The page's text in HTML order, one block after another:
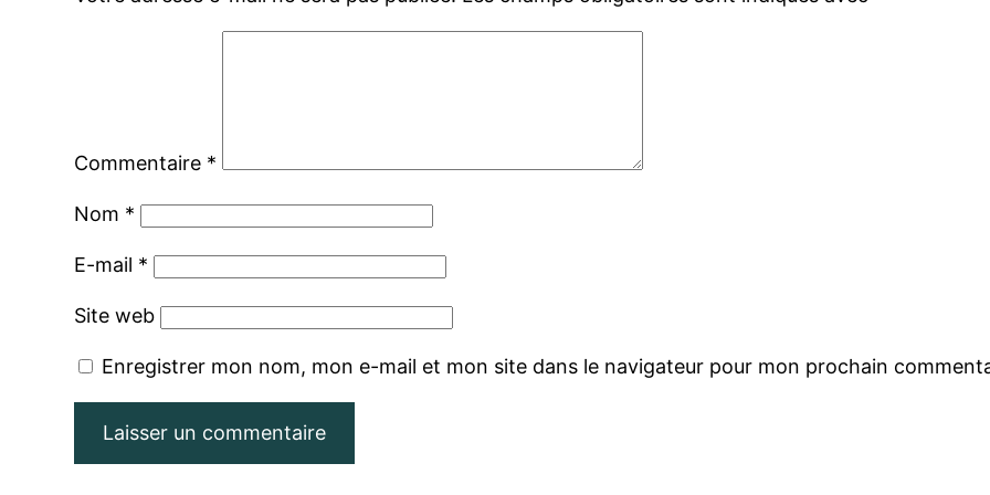
Commentaire *
Nom *
E-mail *
Site web
Enregistrer mon nom, mon e-mail et mon site dans le navigateur pour mon prochain